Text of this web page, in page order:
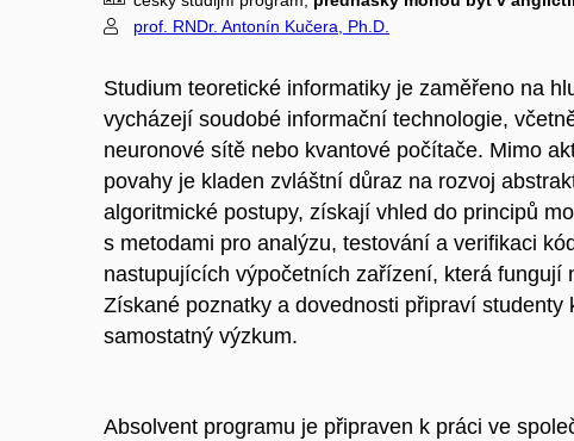
prof. RNDr. Antonín Kučera, Ph.D.
Studium teoretické informatiky je zaměřeno na
vycházejí soudobé informační technologie,
neuronové sítě nebo kvantové počítače. Mimo
povahy je kladen zvláštní důraz na rozvoj
algoritmické postupy, získají vhled do principů
s metodami pro analýzu, testování a verifikaci
nastupujících výpočetních zařízení, která fungují
Získané poznatky a dovednosti připraví
samostatný výzkum.
Absolvent programu je připraven k práci ve